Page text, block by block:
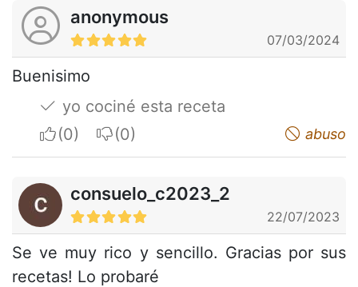
anonymous
07/03/2024
Buenisimo
yo cociné esta receta
I apreciateI do not appreciate abuso
consuelo_c2023_2
22/07/2023
Se ve muy rico y sencillo. Gracias por sus
recetas! Lo probaré